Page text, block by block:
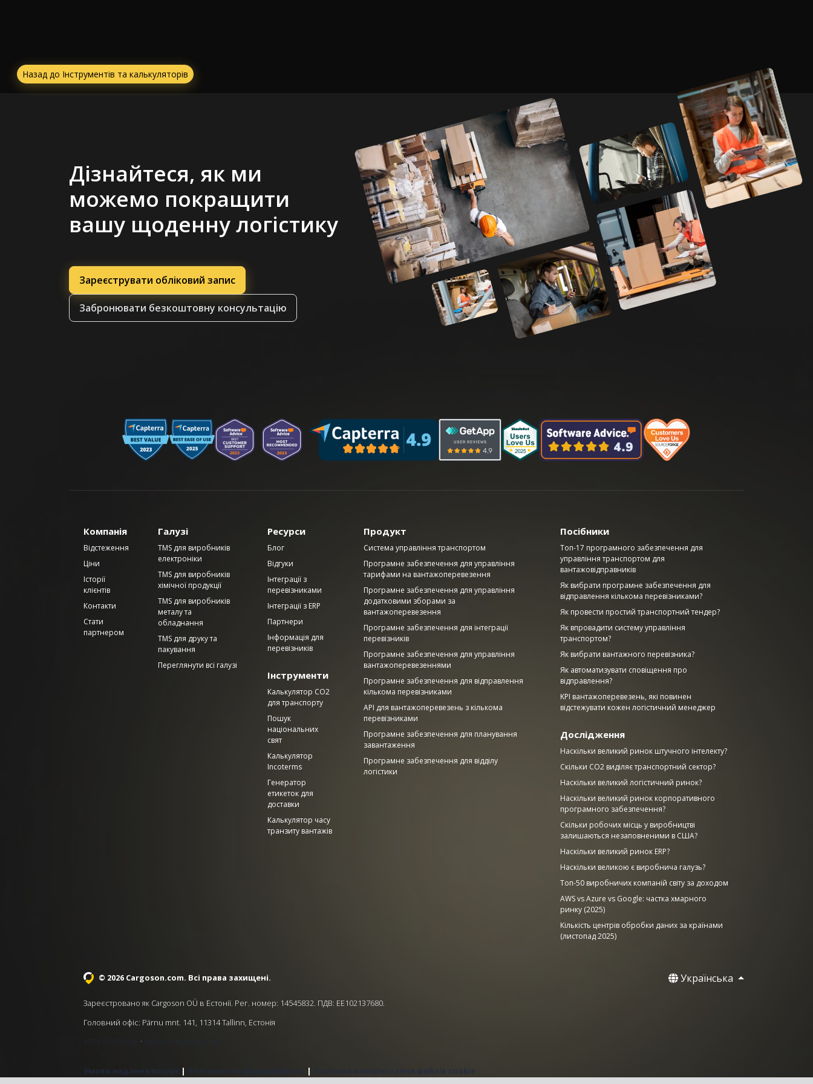
Назад до Інструментів та калькуляторів
Дізнайтеся, як ми
можемо покращити
вашу щоденну логістику
Зареєструвати обліковий запис
Забронювати безкоштовну консультацію
Компанія
Відстеження
Ціни
Історії
клієнтів
Контакти
Стати
партнером
Галузі
TMS для виробників
електроніки
TMS для виробників
хімічної продукції
TMS для виробників
металу та
обладнання
TMS для друку та
пакування
Переглянути всі галузі
Ресурси
Блог
Відгуки
Інтеграції з
перевізниками
Інтеграції з ERP
Партнери
Інформація для
перевізників
Інструменти
Калькулятор CO2
для транспорту
Пошук
національних
свят
Калькулятор
Incoterms
Генератор
етикеток для
доставки
Калькулятор часу
транзиту вантажів
Продукт
Система управління транспортом
Програмне забезпечення для управління
тарифами на вантажоперевезення
Програмне забезпечення для управління
додатковими зборами за
вантажоперевезення
Програмне забезпечення для інтеграції
перевізників
Програмне забезпечення для управління
вантажоперевезеннями
Програмне забезпечення для відправлення
кількома перевізниками
API для вантажоперевезень з кількома
перевізниками
Програмне забезпечення для планування
завантаження
Програмне забезпечення для відділу
логістики
Посібники
Топ-17 програмного забезпечення для
управління транспортом для
вантажовідправників
Як вибрати програмне забезпечення для
відправлення кількома перевізниками?
Як провести простий транспортний тендер?
Як впровадити систему управління
транспортом?
Як вибрати вантажного перевізника?
Як автоматизувати сповіщення про
відправлення?
KPI вантажоперевезень, які повинен
відстежувати кожен логістичний менеджер
Дослідження
Наскільки великий ринок штучного інтелекту?
Скільки CO2 виділяє транспортний сектор?
Наскільки великий логістичний ринок?
Наскільки великий ринок корпоративного
програмного забезпечення?
Скільки робочих місць у виробництві
залишаються незаповненими в США?
Наскільки великий ринок ERP?
Наскільки великою є виробнича галузь?
Топ-50 виробничих компаній світу за доходом
AWS vs Azure vs Google: частка хмарного
ринку (2025)
Кількість центрів обробки даних за країнами
(листопад 2025)
© 2026 Cargoson.com. Всі права захищені. Українська
Зареєстровано як Cargoson OÜ в Естонії. Рег. номер: 14545832. ПДВ: EE102137680.
Головний офіс: Pärnu mnt. 141, 11314 Tallinn, Естонія
+372 5555 0028
· hello@cargoson.com
Умови надання послуг | Політика конфіденційності |